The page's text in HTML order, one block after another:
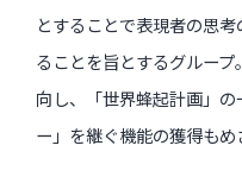
過去のイベント
過去のオープン講座
過去の展覧会
とすることで表現者の思
ることを旨とするグルー
向し、「世界蜂起計画」
ー」を継ぐ機能の獲得もめ